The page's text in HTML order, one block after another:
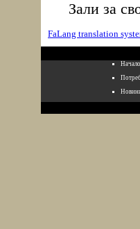
Зали за
FaLang translation
Начало